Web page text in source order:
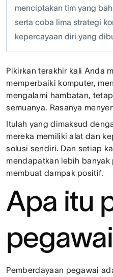
menciptakan tim yang
serta coba lima strategi
kepercayaan diri yang
Pikirkan terakhir kali Anda
memperbaiki komputer,
mengalami hambatan,
semuanya. Rasanya
Itulah yang dimaksud
mereka memiliki alat dan
solusi sendiri. Dan setiap
mendapatkan lebih
membuat dampak positif.
Apa itu
Pemberdayaan pegawai